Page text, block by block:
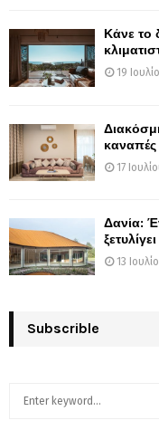
Κάνε το
19
17
Δανία:
13
Subscrible